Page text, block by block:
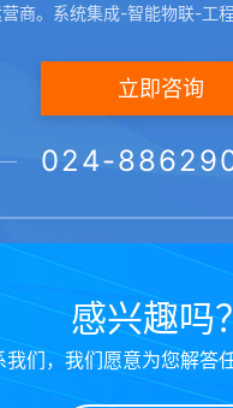
感兴趣吗
们，我们愿意为您解答
商。系统集成-智能物联-工
立即咨询
024-